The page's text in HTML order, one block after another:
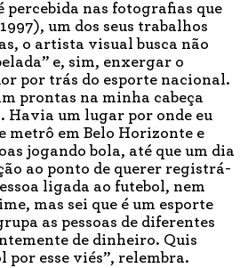
percebida nas fotografias que
um dos seus trabalhos
o artista visual busca não
e, sim, enxergar o
por trás do esporte nacional.
prontas na minha cabeça
Havia um lugar por onde eu
metrô em Belo Horizonte e
jogando bola, até que um dia
ao ponto de querer registrá-
ligada ao futebol, nem
mas sei que é um esporte
as pessoas de diferentes
de dinheiro. Quis
por esse viés”, relembra.